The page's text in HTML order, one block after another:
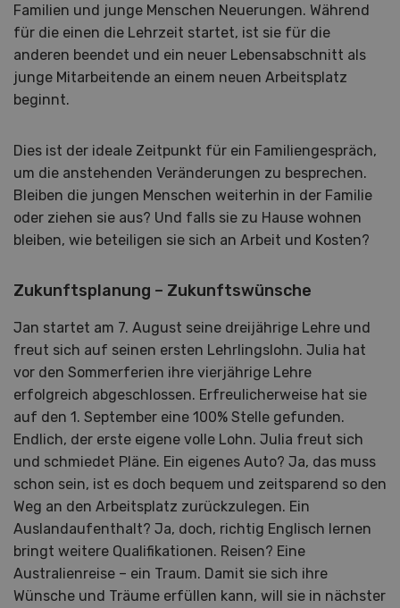
Familien und junge Menschen Neuerungen. Während
für die einen die Lehrzeit startet, ist sie für die
anderen beendet und ein neuer Lebensabschnitt als
junge Mitarbeitende an einem neuen Arbeitsplatz
beginnt.
Dies ist der ideale Zeitpunkt für ein Familiengespräch,
um die anstehenden Veränderungen zu besprechen.
Bleiben die jungen Menschen weiterhin in der Familie
oder ziehen sie aus? Und falls sie zu Hause wohnen
bleiben, wie beteiligen sie sich an Arbeit und Kosten?
Zukunftsplanung – Zukunftswünsche
Jan startet am 7. August seine dreijährige Lehre und
freut sich auf seinen ersten Lehrlingslohn. Julia hat
vor den Sommerferien ihre vierjährige Lehre
erfolgreich abgeschlossen. Erfreulicherweise hat sie
auf den 1. September eine 100% Stelle gefunden.
Endlich, der erste eigene volle Lohn. Julia freut sich
und schmiedet Pläne. Ein eigenes Auto? Ja, das muss
schon sein, ist es doch bequem und zeitsparend so den
Weg an den Arbeitsplatz zurückzulegen. Ein
Auslandaufenthalt? Ja, doch, richtig Englisch lernen
bringt weitere Qualifikationen. Reisen? Eine
Australienreise – ein Traum. Damit sie sich ihre
Wünsche und Träume erfüllen kann, will sie in nächster